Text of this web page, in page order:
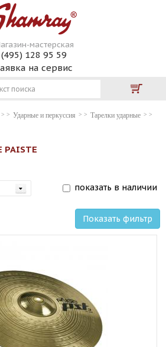
мастерская
(495) 128 95 59
на сервис
Ударные и перкуссия
Тарелки ударные
показать в наличии
Показать фильтр